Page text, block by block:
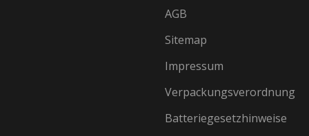
AGB
Sitemap
Impressum
Verpackungsverordnung
Batteriegesetzhinweise